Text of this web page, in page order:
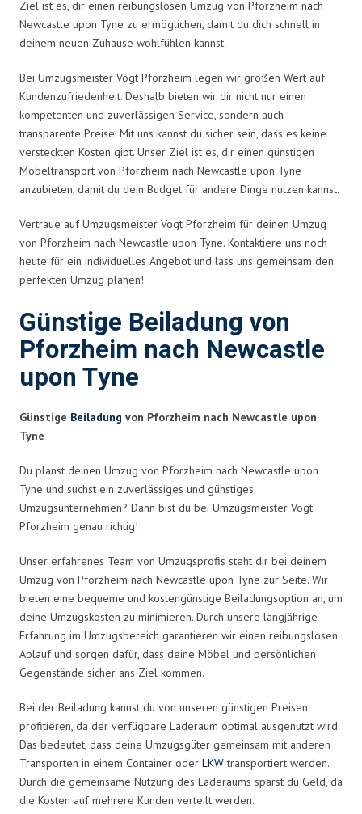
Ziel ist es, dir einen reibungslosen Umzug von Pforzheim nach
Newcastle upon Tyne zu ermöglichen, damit du dich schnell in
deinem neuen Zuhause wohlfühlen kannst.
Bei Umzugsmeister Vogt Pforzheim legen wir großen Wert auf
Kundenzufriedenheit. Deshalb bieten wir dir nicht nur einen
kompetenten und zuverlässigen Service, sondern auch
transparente Preise. Mit uns kannst du sicher sein, dass es keine
versteckten Kosten gibt. Unser Ziel ist es, dir einen günstigen
Möbeltransport von Pforzheim nach Newcastle upon Tyne
anzubieten, damit du dein Budget für andere Dinge nutzen kannst.
Vertraue auf Umzugsmeister Vogt Pforzheim für deinen Umzug
von Pforzheim nach Newcastle upon Tyne. Kontaktiere uns noch
heute für ein individuelles Angebot und lass uns gemeinsam den
perfekten Umzug planen!
Günstige Beiladung von
Pforzheim nach Newcastle
upon Tyne
Günstige Beiladung von Pforzheim nach Newcastle upon
Tyne
Du planst deinen Umzug von Pforzheim nach Newcastle upon
Tyne und suchst ein zuverlässiges und günstiges
Umzugsunternehmen? Dann bist du bei Umzugsmeister Vogt
Pforzheim genau richtig!
Unser erfahrenes Team von Umzugsprofis steht dir bei deinem
Umzug von Pforzheim nach Newcastle upon Tyne zur Seite. Wir
bieten eine bequeme und kostengünstige Beiladungsoption an, um
deine Umzugskosten zu minimieren. Durch unsere langjährige
Erfahrung im Umzugsbereich garantieren wir einen reibungslosen
Ablauf und sorgen dafür, dass deine Möbel und persönlichen
Gegenstände sicher ans Ziel kommen.
Bei der Beiladung kannst du von unseren günstigen Preisen
profitieren, da der verfügbare Laderaum optimal ausgenutzt wird.
Das bedeutet, dass deine Umzugsgüter gemeinsam mit anderen
Transporten in einem Container oder LKWtransportiert werden.
Durch die gemeinsame Nutzung des Laderaums sparst du Geld, da
die Kosten auf mehrere Kunden verteilt werden.